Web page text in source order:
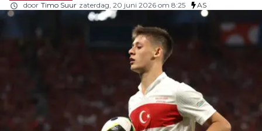
door Timo Suur zaterdag, 20 juni 2026 om 8:25 AS